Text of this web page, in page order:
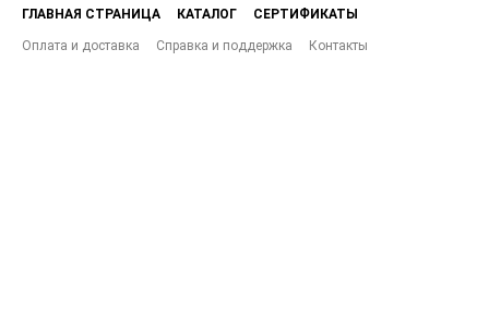
ГЛАВНАЯ СТРАНИЦА КАТАЛОГ СЕРТИФИКАТЫ
Оплата и доставка Справка и поддержка Контакты